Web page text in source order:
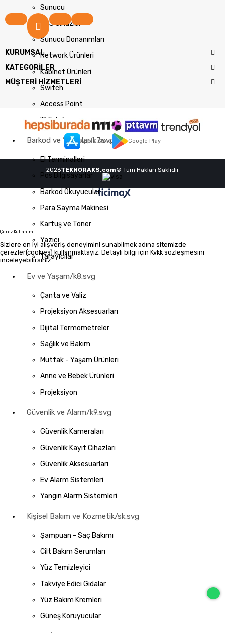
Sunucu
NAS Cihazlar
Sunucu Donanımları
Network Ürünleri
Kabinet Ürünleri
Switch
Access Point
IP Telefon
Barkod ve Yazıcılar/k7.svg
El Terminalleri
Pos Bilgisayarlar
Barkod Okuyucular
Para Sayma Makinesi
Kartuş ve Toner
Yazıcı
Tarayıcılar
Ev ve Yaşam/k8.svg
Çanta ve Valiz
Projeksiyon Aksesuarları
Dijital Termometreler
Sağlık ve Bakım
Mutfak - Yaşam Ürünleri
Anne ve Bebek Ürünleri
Projeksiyon
Güvenlik ve Alarm/k9.svg
Güvenlik Kameraları
Güvenlik Kayıt Cihazları
Güvenlik Aksesuarları
Ev Alarm Sistemleri
Yangın Alarm Sistemleri
Kişisel Bakım ve Kozmetik/sk.svg
Şampuan - Saç Bakımı
Cilt Bakım Serumları
Yüz Temizleyici
Takviye Edici Gıdalar
Yüz Bakım Kremleri
Güneş Koruyucular
KURUMSAL
KATEGORİLER
MÜŞTERİ HİZMETLERİ
Apple Store Google Play
2026TEKNORAKS.com© Tüm Hakları Saklıdır
Çerez Kullanımı
Sizlere en iyi alışveriş deneyimini sunabilmek adına sitemizde
çerezler(cookies) kullanmaktayız. Detaylı bilgi için Kvkk sözleşmesini
inceleyebilirsiniz.